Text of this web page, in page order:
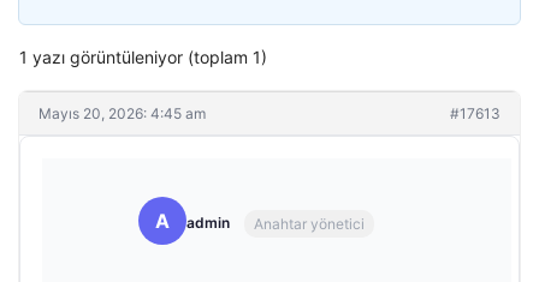
1 yazı görüntüleniyor (toplam 1)
Mayıs 20, 2026: 4:45 am #17613
A admin Anahtar yönetici